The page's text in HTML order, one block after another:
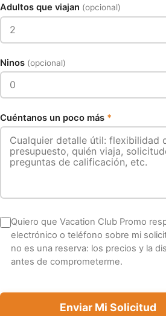
Adultos que viajan (opcional)
Ninos (opcional)
Cuéntanos un poco más *
Quiero que Vacation Club Promo
electrónico o teléfono sobre mi
no es una reserva: los precios y la
antes de comprometerme.
Enviar Mi Solicitud